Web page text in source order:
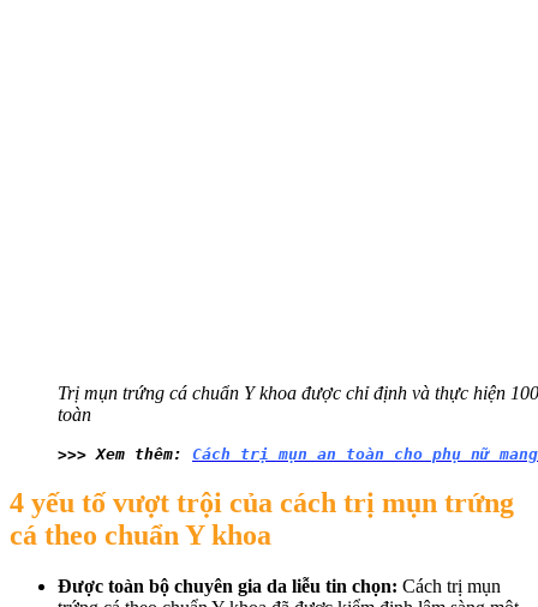
Trị mụn trứng cá chuẩn Y khoa được chỉ định và thực hiện
toàn
>>> Xem thêm: Cách trị mụn an toàn cho phụ nữ
4 yếu tố vượt trội của cách trị mụn trứng
cá theo chuẩn Y khoa
Được toàn bộ chuyên gia da liễu tin chọn: Cách trị mụn